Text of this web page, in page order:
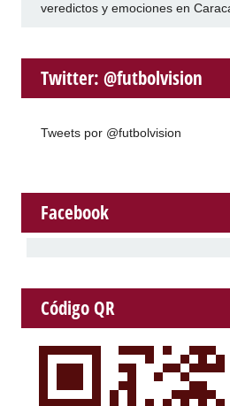
veredictos y emociones en
Twitter: @futbolvision
Tweets por @futbolvision
Facebook
Código QR